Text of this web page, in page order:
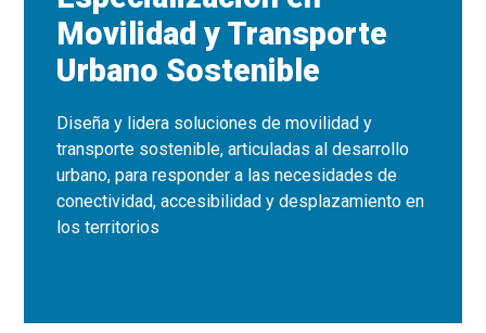
Movilidad y Transporte
Urbano Sostenible
Diseña y lidera soluciones de movilidad y
transporte sostenible, articuladas al desarrollo
urbano, para responder a las necesidades de
conectividad, accesibilidad y desplazamiento en
los territorios